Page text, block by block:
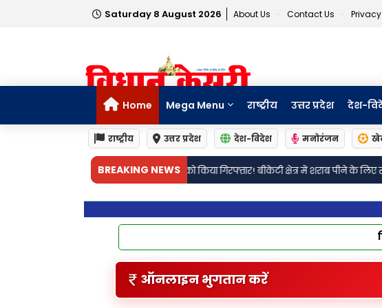
Saturday 8 August 2026 About Us Contact Us
Home Mega Menu राष्ट्रीय उत्तर प्रदेश देश-
राष्ट्रीय उत्तर प्रदेश देश-विदेश मनोरंजन
BREAKING NEWS
को किया गिरफ्तार! बीकेटी क्षेत्र में शराब पीने के लिए रुपये मांगने को लेकर हुए था विवाद•
ऑनलाइन भुगतान करें